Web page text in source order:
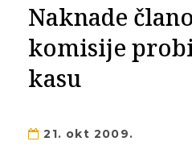
Naknade
komisije
kasu
21. okt 2009.